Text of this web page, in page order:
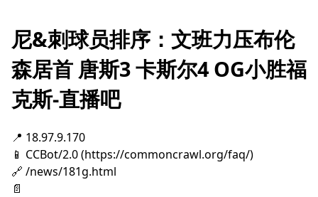
尼&刺球员排序：文班力压布伦
森居首 唐斯3 卡斯尔4 OG小胜福
克斯-直播吧
📍 18.97.9.170
📱 CCBot/2.0 (https://commoncrawl.org/faq/)
🔗 /news/181g.html
📄